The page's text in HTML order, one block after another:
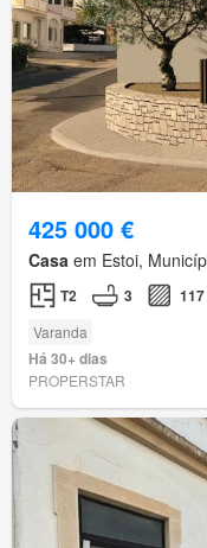
425 000 €
Casa em Estoi,
T2 3 117
Varanda
Há 30+ dias
PROPERSTAR